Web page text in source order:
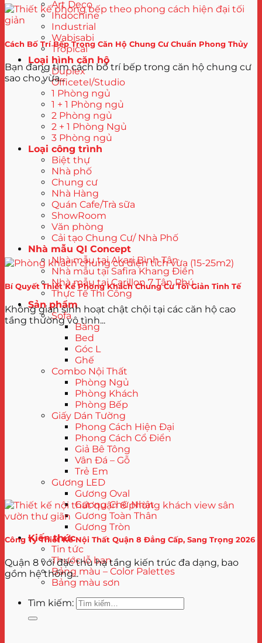
Art Deco
Indochine
Industrial
Wabisabi
Tropical
Loại hình căn hộ
Duplex
Officetel/Studio
1 Phòng ngủ
1 + 1 Phòng ngủ
2 Phòng ngủ
2 + 1 Phòng Ngủ
3 Phòng ngủ
Loại công trình
Biệt thự
Nhà phố
Chung cư
Nhà Hàng
Quán Cafe/Trà sữa
ShowRoom
Văn phòng
Cải tạo Chung Cư/ Nhà Phố
Nhà mẫu QI Concept
Nhà mẫu tại Akari Bình Tân
Nhà mẫu tại Safira Khang Điền
Nhà mẫu tại Carillon 7 Tân Phú
Thực Tế Thi Công
Sản phẩm
Sofa
Băng
Bed
Góc L
Ghế
Combo Nội Thất
Phòng Ngủ
Phòng Khách
Phòng Bếp
Giấy Dán Tường
Phong Cách Hiện Đại
Phong Cách Cổ Điển
Giả Bê Tông
Vân Đá – Gỗ
Trẻ Em
Gương LED
Gương Oval
Gương Chữ Nhật
Gương Toàn Thân
Gương Tròn
Kiến thức
Tin tức
Thước lỗ ban
Bảng màu – Color Palettes
Bảng màu sơn
Tìm kiếm:
Cách Bố Trí Bếp Trong Căn Hộ Chung Cư Chuẩn Phong Thủy
Bạn đang tìm cách bố trí bếp trong căn hộ chung cư
sao cho vừa...
Bí Quyết Thiết Kế Phòng Khách Chung Cư Tối Giản Tinh Tế
Không gian sinh hoạt chật chội tại các căn hộ cao
tầng thường vô tình...
Công Ty Thiết Kế Nội Thất Quận 8 Đẳng Cấp, Sang Trọng 2026
Quận 8 với đặc thù hạ tầng kiến trúc đa dạng, bao
gồm hệ thống...